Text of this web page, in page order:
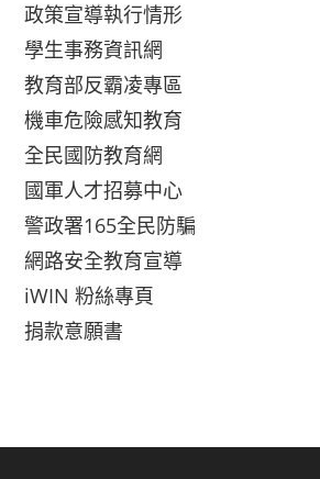
政策宣導執行情形
學生事務資訊網
教育部反霸凌專區
機車危險感知教育
全民國防教育網
國軍人才招募中心
警政署165全民防騙
網路安全教育宣導
iWIN 粉絲專頁
捐款意願書